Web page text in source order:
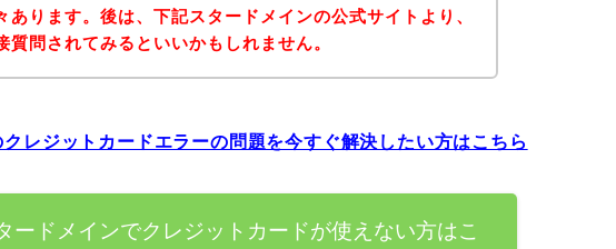
あります。後は、下記スタードメインの公式サイトより、
質問されてみるといいかもしれません。
レジットカードエラーの問題を今すぐ解決したい方はこちら
ードメインでクレジットカードが使えない方はこ